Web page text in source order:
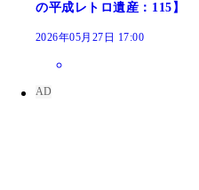
の平成レトロ遺産：115】
2026年05月27日 17:00